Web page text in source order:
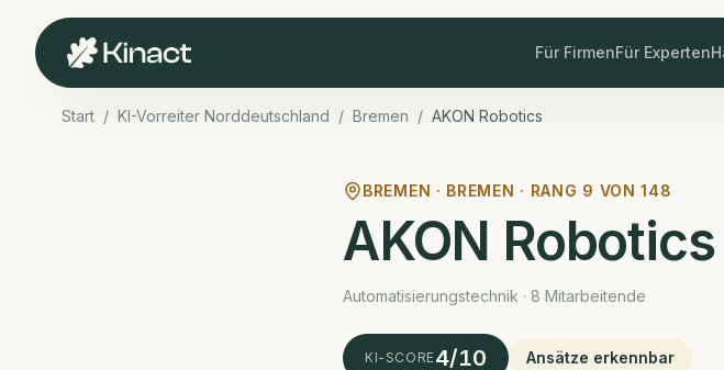
Für FirmenFür Experten
Start / KI-Vorreiter Norddeutschland / Bremen / AKON Robotics
BREMEN · BREMEN · RANG 9 VON148
AKON Robotics
Automatisierungstechnik · 8 Mitarbeitende
KI-SCORE4/10 Ansätze erkennbar